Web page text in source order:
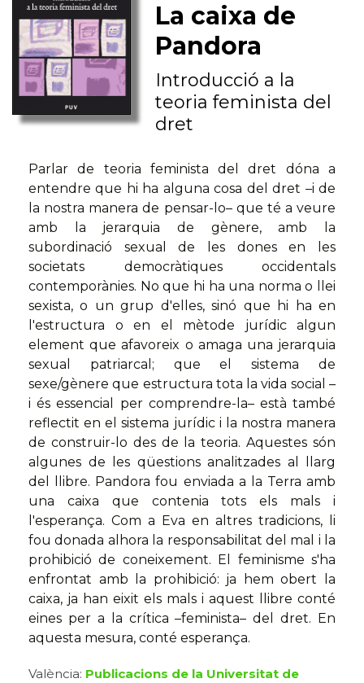
La caixa de
Pandora
Introducció a la
teoria feminista del
dret
Parlar de teoria feminista del dret dóna a
entendre que hi ha alguna cosa del dret –i de
la nostra manera de pensar-lo– que té a veure
amb la jerarquia de gènere, amb la
subordinació sexual de les dones en les
societats democràtiques occidentals
contemporànies. No que hi ha una norma o llei
sexista, o un grup d'elles, sinó que hi ha en
l'estructura o en el mètode jurídic algun
element que afavoreix o amaga una jerarquia
sexual patriarcal; que el sistema de
sexe/gènere que estructura tota la vida social –
i és essencial per comprendre-la– està també
reflectit en el sistema jurídic i la nostra manera
de construir-lo des de la teoria. Aquestes són
algunes de les qüestions analitzades al llarg
del llibre. Pandora fou enviada a la Terra amb
una caixa que contenia tots els mals i
l'esperança. Com a Eva en altres tradicions, li
fou donada alhora la responsabilitat del mal i la
prohibició de coneixement. El feminisme s'ha
enfrontat amb la prohibició: ja hem obert la
caixa, ja han eixit els mals i aquest llibre conté
eines per a la crítica –feminista– del dret. En
aquesta mesura, conté esperança.
València: Publicacions de la Universitat de